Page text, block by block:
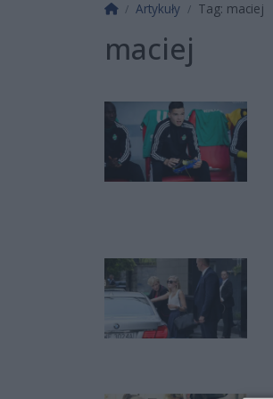
Strona główna
Artykuły Tag: maciej
maciej